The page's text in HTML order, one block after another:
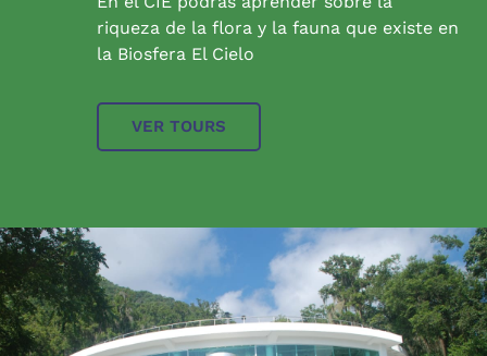
riqueza de la flora y la fauna que existe en
la Biosfera El Cielo
VER TOURS